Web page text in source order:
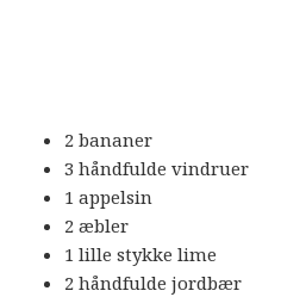
2 bananer
3 håndfulde vindruer
1 appelsin
2 æbler
1 lille stykke lime
2 håndfulde jordbær